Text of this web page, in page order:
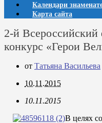
Календари
Карта сайта
2-й
конкурс «Герои
от Татьяна Васильева
10.11.2015
10.11.2015
В целях